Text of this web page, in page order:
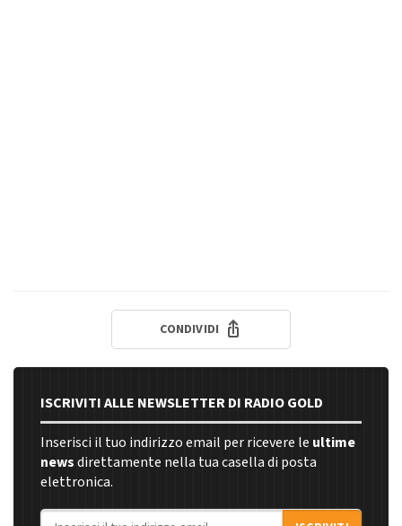
CONDIVIDI
ISCRIVITI ALLE NEWSLETTER DI RADIO GOLD
Inserisci il tuo indirizzo email per ricevere le ultime
newsdirettamente nella tua casella di posta
elettronica.
Indirizzo email